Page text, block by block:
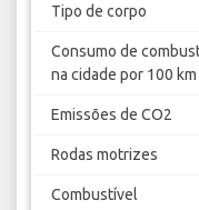
Tipo de corpo
Consumo de
na cidade por 100 km
Emissões de CO2
Rodas motrizes
Combustível